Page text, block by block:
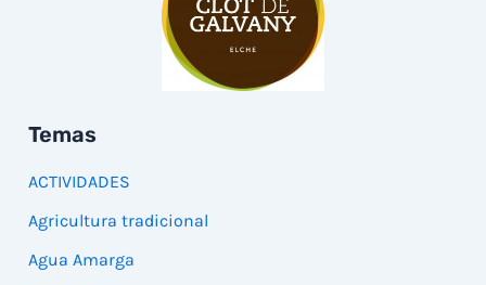
Temas
ACTIVIDADES
Agricultura tradicional
Agua Amarga